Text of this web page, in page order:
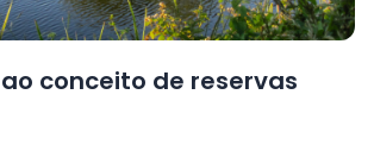
conceito de reservas